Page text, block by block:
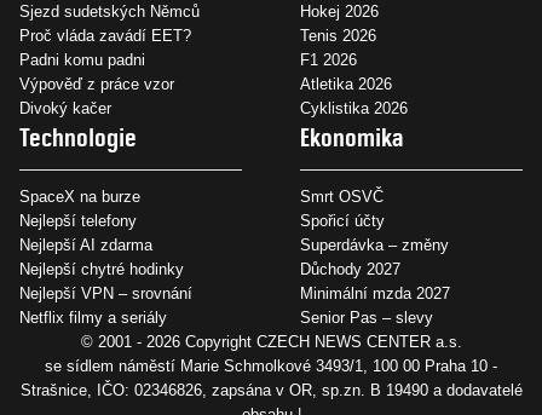
Sjezd sudetských Němců
Proč vláda zavádí EET?
Padni komu padni
Výpověď z práce vzor
Divoký kačer
Hokej 2026
Tenis 2026
F1 2026
Atletika 2026
Cyklistika 2026
Technologie
SpaceX na burze
Nejlepší telefony
Nejlepší AI zdarma
Nejlepší chytré hodinky
Nejlepší VPN – srovnání
Netflix filmy a seriály
Ekonomika
Smrt OSVČ
Spořicí účty
Superdávka – změny
Důchody 2027
Minimální mzda 2027
Senior Pas – slevy
© 2001 - 2026 Copyright CZECH NEWS CENTER a.s.
se sídlem náměstí Marie Schmolkové 3493/1, 100 00 Praha 10 -
Strašnice, IČO: 02346826, zapsána v OR, sp.zn. B 19490 a dodavatelé